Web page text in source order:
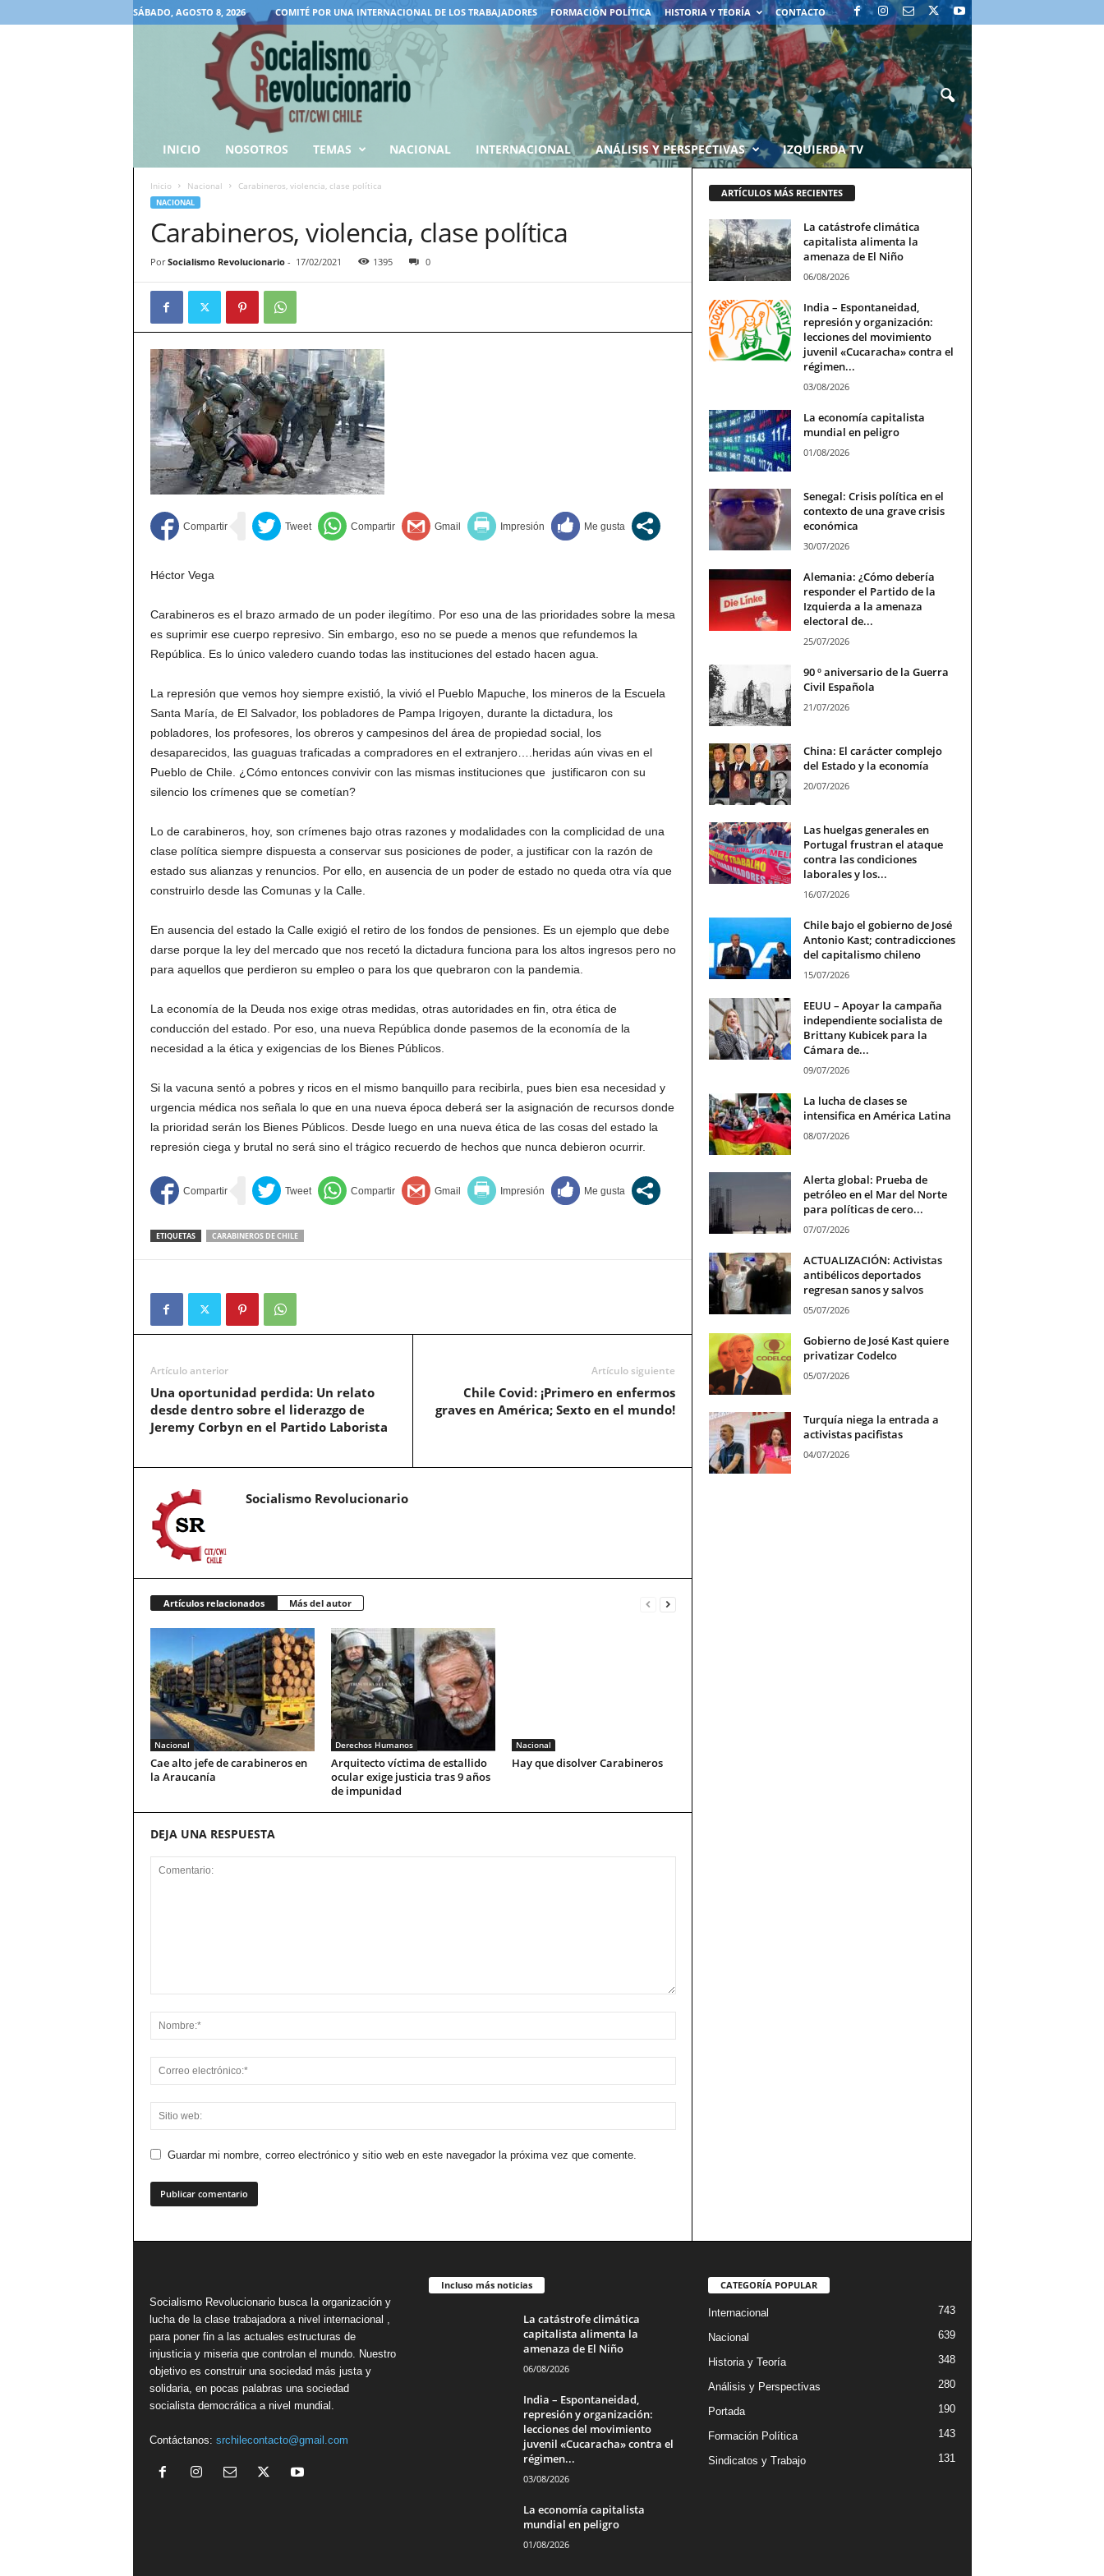
SÁBADO, AGOSTO 8, 2026 COMITÉ POR UNA INTERNACIONAL DE LOS TRABAJADORES FORMACIÓN POLÍTICA HISTORIA Y TEORÍA CONTACTO
INICIO NOSOTROS TEMAS NACIONAL INTERNACIONAL ANÁLISIS Y PERSPECTIVAS IZQUIERDA TV
Inicio Nacional Carabineros, violencia, clase política
NACIONAL
Carabineros, violencia, clase política
Por Socialismo Revolucionario- 17/02/2021 1395 0
Héctor Vega
Carabineros es el brazo armado de un poder ilegítimo. Por eso una de las prioridades sobre la mesa
es suprimir ese cuerpo represivo. Sin embargo, eso no se puede a menos que refundemos la
República. Es lo único valedero cuando todas las instituciones del estado hacen agua.
La represión que vemos hoy siempre existió, la vivió el Pueblo Mapuche, los mineros de la Escuela
Santa María, de El Salvador, los pobladores de Pampa Irigoyen, durante la dictadura, los
pobladores, los profesores, los obreros y campesinos del área de propiedad social, los
desaparecidos, las guaguas traficadas a compradores en el extranjero….heridas aún vivas en el
Pueblo de Chile. ¿Cómo entonces convivir con las mismas instituciones que justificaron con su
silencio los crímenes que se cometían?
Lo de carabineros, hoy, son crímenes bajo otras razones y modalidades con la complicidad de una
clase política siempre dispuesta a conservar sus posiciones de poder, a justificar con la razón de
estado sus alianzas y renuncios. Por ello, en ausencia de un poder de estado no queda otra vía que
construirlo desde las Comunas y la Calle.
En ausencia del estado la Calle exigió el retiro de los fondos de pensiones. Es un ejemplo que debe
darse porque la ley del mercado que nos recetó la dictadura funciona para los altos ingresos pero no
para aquellos que perdieron su empleo o para los que quebraron con la pandemia.
La economía de la Deuda nos exige otras medidas, otras autoridades en fin, otra ética de
conducción del estado. Por eso, una nueva República donde pasemos de la economía de la
necesidad a la ética y exigencias de los Bienes Públicos.
Si la vacuna sentó a pobres y ricos en el mismo banquillo para recibirla, pues bien esa necesidad y
urgencia médica nos señala lo que en una nueva época deberá ser la asignación de recursos donde
la prioridad serán los Bienes Públicos. Desde luego en una nueva ética de las cosas del estado la
represión ciega y brutal no será sino el trágico recuerdo de hechos que nunca debieron ocurrir.
ETIQUETAS CARABINEROS DE CHILE
Artículo anterior
Una oportunidad perdida: Un relato
desde dentro sobre el liderazgo de
Jeremy Corbyn en el Partido Laborista
Artículo siguiente
Chile Covid: ¡Primero en enfermos
graves en América; Sexto en el mundo!
Socialismo Revolucionario
Artículos relacionados Más del autor
Nacional
Cae alto jefe de carabineros en
la Araucanía
Derechos Humanos
Arquitecto víctima de estallido
ocular exige justicia tras 9 años
de impunidad
Nacional
Hay que disolver Carabineros
DEJA UNA RESPUESTA
Guardar mi nombre, correo electrónico y sitio web en este navegador la próxima vez que comente.
ARTÍCULOS MÁS RECIENTES
La catástrofe climática
capitalista alimenta la
amenaza de El Niño
06/08/2026
India – Espontaneidad,
represión y organización:
lecciones del movimiento
juvenil «Cucaracha» contra el
régimen...
03/08/2026
La economía capitalista
mundial en peligro
01/08/2026
Senegal: Crisis política en el
contexto de una grave crisis
económica
30/07/2026
Alemania: ¿Cómo debería
responder el Partido de la
Izquierda a la amenaza
electoral de...
25/07/2026
90 º aniversario de la Guerra
Civil Española
21/07/2026
China: El carácter complejo
del Estado y la economía
20/07/2026
Las huelgas generales en
Portugal frustran el ataque
contra las condiciones
laborales y los...
16/07/2026
Chile bajo el gobierno de José
Antonio Kast; contradicciones
del capitalismo chileno
15/07/2026
EEUU – Apoyar la campaña
independiente socialista de
Brittany Kubicek para la
Cámara de...
09/07/2026
La lucha de clases se
intensifica en América Latina
08/07/2026
Alerta global: Prueba de
petróleo en el Mar del Norte
para políticas de cero...
07/07/2026
ACTUALIZACIÓN: Activistas
antibélicos deportados
regresan sanos y salvos
05/07/2026
Gobierno de José Kast quiere
privatizar Codelco
05/07/2026
Turquía niega la entrada a
activistas pacifistas
04/07/2026
Socialismo Revolucionario busca la organización y
lucha de la clase trabajadora a nivel internacional ,
para poner fin a las actuales estructuras de
injusticia y miseria que controlan el mundo. Nuestro
objetivo es construir una sociedad más justa y
solidaria, en pocas palabras una sociedad
socialista democrática a nivel mundial.
Contáctanos: srchilecontacto@gmail.com
Incluso más noticias
La catástrofe climática
capitalista alimenta la
amenaza de El Niño
06/08/2026
India – Espontaneidad,
represión y organización:
lecciones del movimiento
juvenil «Cucaracha» contra el
régimen...
03/08/2026
La economía capitalista
mundial en peligro
01/08/2026
CATEGORÍA POPULAR
Internacional 743
Nacional 639
Historia y Teoría 348
Análisis y Perspectivas 280
Portada 190
Formación Política 143
Sindicatos y Trabajo 131